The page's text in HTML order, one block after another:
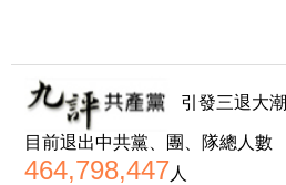
引發三退大潮
目前退出中共黨、團、隊總人數
464,798,447人